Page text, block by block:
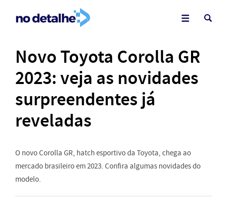
Novo Toyota Corolla GR
2023: veja as novidades
surpreendentes já
reveladas
O novo Corolla GR, hatch esportivo da Toyota, chega ao
mercado brasileiro em 2023. Confira algumas novidades do
modelo.